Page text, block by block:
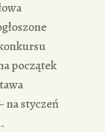
początek
na styczeń